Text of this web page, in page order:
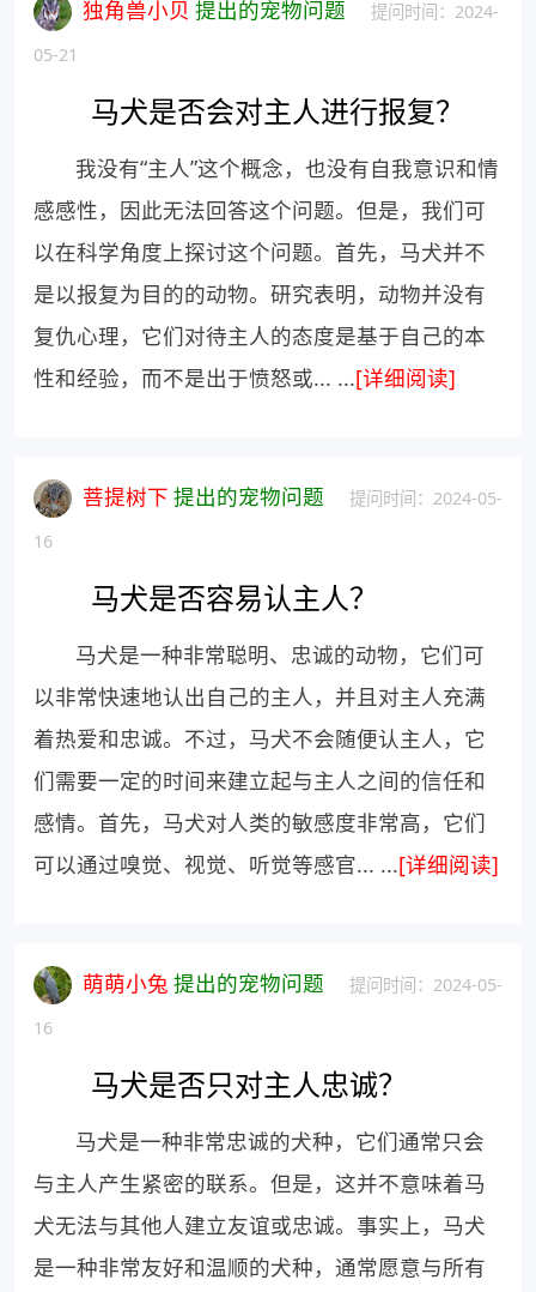
独角兽小贝 提出的宠物问题
提问时间：2024-
05-21
马犬是否会对主人进行报复？
我没有“主人”这个概念，也没有自我意识和情
感感性，因此无法回答这个问题。但是，我们可
以在科学角度上探讨这个问题。首先，马犬并不
是以报复为目的的动物。研究表明，动物并没有
复仇心理，它们对待主人的态度是基于自己的本
性和经验，而不是出于愤怒或... ...[详细阅读]
菩提树下 提出的宠物问题
提问时间：2024-05-
16
马犬是否容易认主人？
马犬是一种非常聪明、忠诚的动物，它们可
以非常快速地认出自己的主人，并且对主人充满
着热爱和忠诚。不过，马犬不会随便认主人，它
们需要一定的时间来建立起与主人之间的信任和
感情。首先，马犬对人类的敏感度非常高，它们
可以通过嗅觉、视觉、听觉等感官... ...[详细阅读]
萌萌小兔 提出的宠物问题
提问时间：2024-05-
16
马犬是否只对主人忠诚？
马犬是一种非常忠诚的犬种，它们通常只会
与主人产生紧密的联系。但是，这并不意味着马
犬无法与其他人建立友谊或忠诚。事实上，马犬
是一种非常友好和温顺的犬种，通常愿意与所有